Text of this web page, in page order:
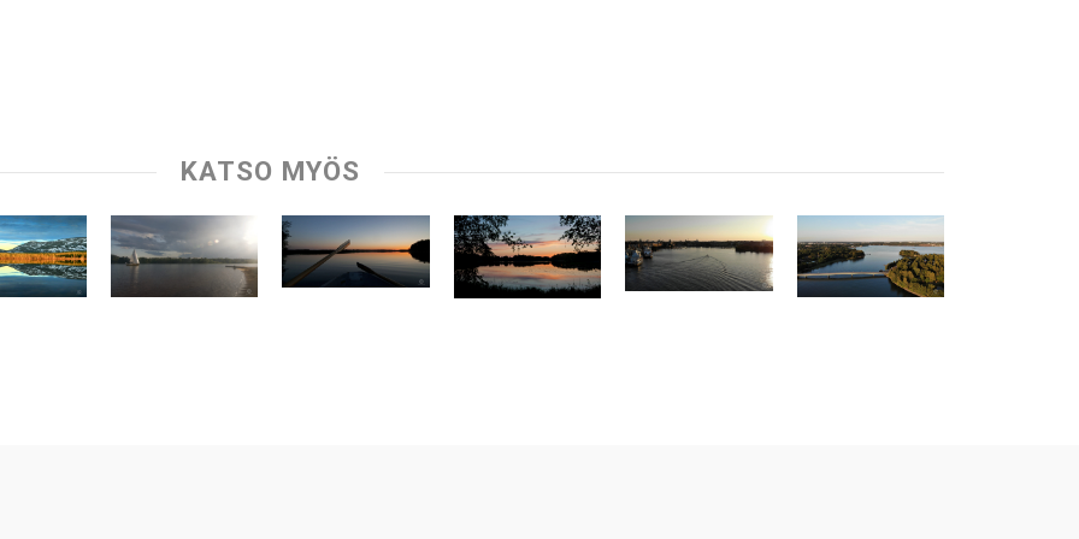
KATSO MYÖS